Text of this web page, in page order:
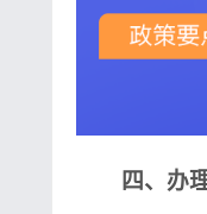
四、办